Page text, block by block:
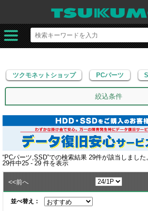
ツクモネットショップ PCパーツ
ツクモネットショップ PCパーツ
絞込条件
“PCパーツ,SSD”での検索結果 29件が該当しました
29件中25 - 29 件を表示
<<前へ
並べ替え：